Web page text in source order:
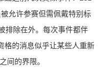
允许参赛但需佩戴特别标
排除在外。每次事件都伴
格的消息似乎让某些人重新
间的界限。